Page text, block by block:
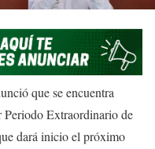
que se encuentra
Periodo Extraordinario de
dará inicio el próximo